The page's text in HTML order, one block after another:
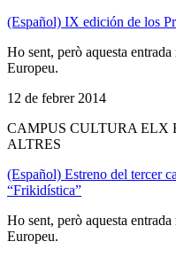
(Español) IX edición de los
Ho sent, però aquesta
Europeu.
12 de febrer 2014
CAMPUS CULTURA ELX
ALTRES
(Español) Estreno del tercer
“Frikidística”
Ho sent, però aquesta
Europeu.